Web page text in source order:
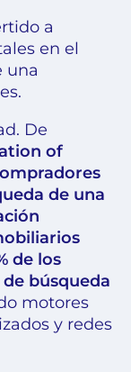
a
en el
una
De
of
de una
de los
búsqueda
motores
y redes